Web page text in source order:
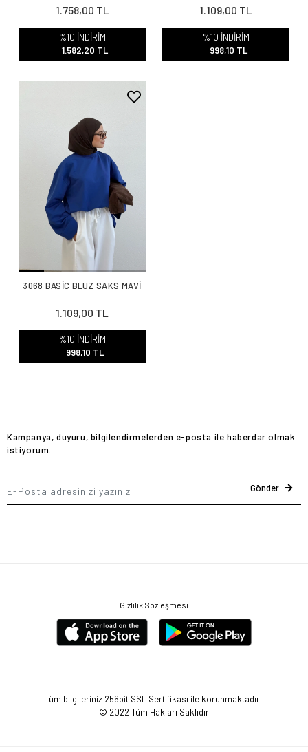
1.758,00 TL
%10 İNDİRİM
1.582,20 TL
1.109,00 TL
%10 İNDİRİM
998,10 TL
3068 BASİC BLUZ SAKS MAVİ
1.109,00 TL
%10 İNDİRİM
998,10 TL
Kampanya, duyuru, bilgilendirmelerden e-posta ile haberdar olmak
istiyorum.
Gönder
Gizlilik Sözleşmesi
Tüm bilgileriniz 256bit SSL Sertifikası ile korunmaktadır.
© 2022 Tüm Hakları Saklıdır